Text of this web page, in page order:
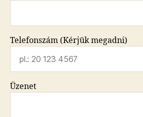
Telefonszám (Kérjük megadni)
Üzenet